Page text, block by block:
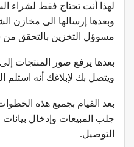
لهذا أنت تحتاج فقط لشراء
وبعدها إرسالها الى مخازن
مسوؤل التخزين بالتحقق من
بعدها يرفع صور المنتجات
ويتصل بك لإبلاغك أنه استلم
بعد القيام بجميع هذه
جلب المبيعات وإدخال بيانات
التوصيل.